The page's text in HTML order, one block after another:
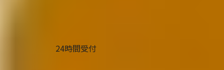
24時間受付